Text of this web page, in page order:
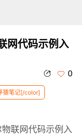
网代码示例入
0
猿笔记[/color]
联网代码示例入